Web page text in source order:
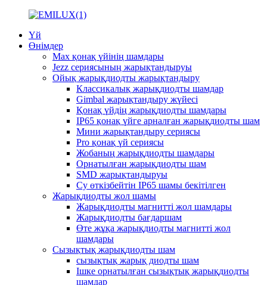
Үй
Өнімдер
Max қонақ үйінің шамдары
Jezz сериясының жарықтандыруы
Ойық жарықдиодты жарықтандыру
Классикалық жарықдиодты шамдар
Gimbal жарықтандыру жүйесі
Қонақ үйдің жарықдиодты шамдары
IP65 қонақ үйге арналған жарықдиодты шам
Мини жарықтандыру сериясы
Pro қонақ үй сериясы
Жобаның жарықдиодты шамдары
Орнатылған жарықдиодты шам
SMD жарықтандыруы
Су өткізбейтін IP65 шамы бекітілген
Жарықдиодты жол шамы
Жарықдиодты магнитті жол шамдары
Жарықдиодты бағдаршам
Өте жұқа жарықдиодты магнитті жол
шамдары
Сызықтық жарықдиодты шам
сызықтық жарық диодты шам
Ішке орнатылған сызықтық жарықдиодты
шамдар